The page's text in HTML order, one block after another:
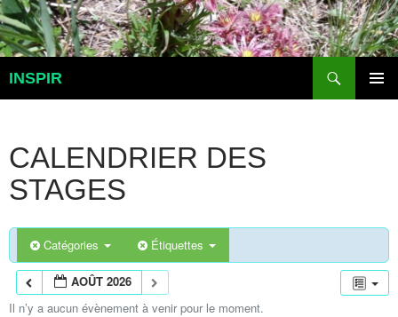
Aller
au
contenu
INSPIR
CALENDRIER DES
STAGES
Catégories Étiquettes
AOÛT 2026
Il n’y a aucun évènement à venir pour le moment.